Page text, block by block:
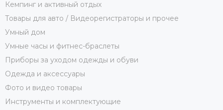
Кемпинг и активный отдых
Товары для авто / Видеорегистраторы и прочее
Умный дом
Умные часы и фитнес-браслеты
Приборы за уходом одежды и обуви
Одежда и аксессуары
Фото и видео товары
Инструменты и комплектующие